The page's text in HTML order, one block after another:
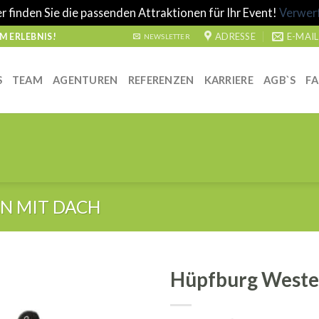
finden Sie die passenden Attraktionen für Ihr Event!
ERLEBNIS! NEWSLETTER ADRESSE E-MAIL
TEAM AGENTUREN REFERENZEN KARRIERE AGB`S
MIT DACH
Hüpfburg